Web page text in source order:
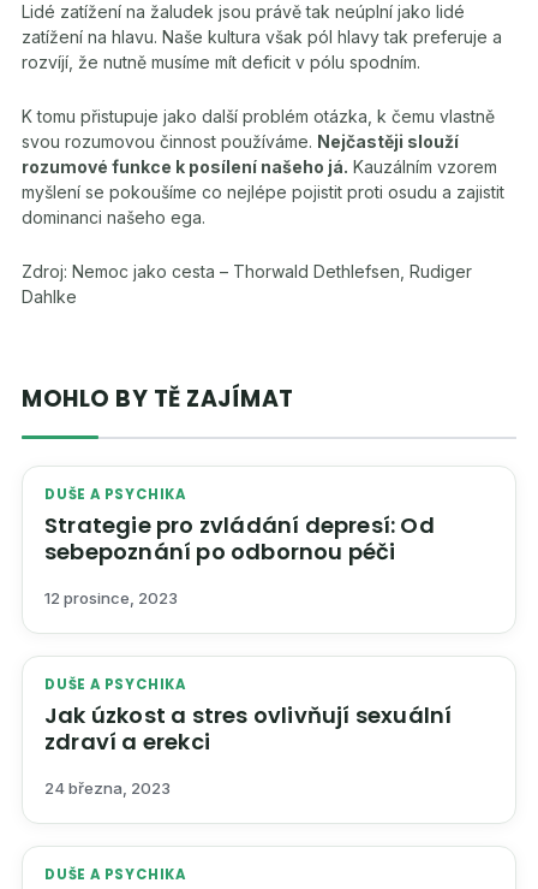
Lidé zatížení na žaludek jsou právě tak neúplní jako lidé
zatížení na hlavu. Naše kultura však pól hlavy tak preferuje a
rozvíjí, že nutně musíme mít deficit v pólu spodním.
K tomu přistupuje jako další problém otázka, k čemu vlastně
svou rozumovou činnost používáme. Nejčastěji slouží
rozumové funkce k posílení našeho já. Kauzálním vzorem
myšlení se pokoušíme co nejlépe pojistit proti osudu a zajistit
dominanci našeho ega.
Zdroj: Nemoc jako cesta – Thorwald Dethlefsen, Rudiger
Dahlke
MOHLO BY TĚ ZAJÍMAT
DUŠE A PSYCHIKA
Strategie pro zvládání depresí: Od
sebepoznání po odbornou péči
12 prosince, 2023
DUŠE A PSYCHIKA
Jak úzkost a stres ovlivňují sexuální
zdraví a erekci
24 března, 2023
DUŠE A PSYCHIKA